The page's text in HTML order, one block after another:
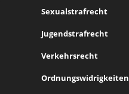
Sexualstrafrecht
Jugendstrafrecht
Verkehrsrecht
Ordnungswidrigkeiten